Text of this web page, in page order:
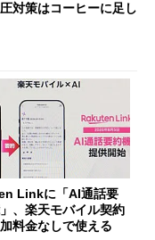
対策はコーヒーに足し
Linkに「AI通話要
、楽天モバイル契約
料金なしで使える